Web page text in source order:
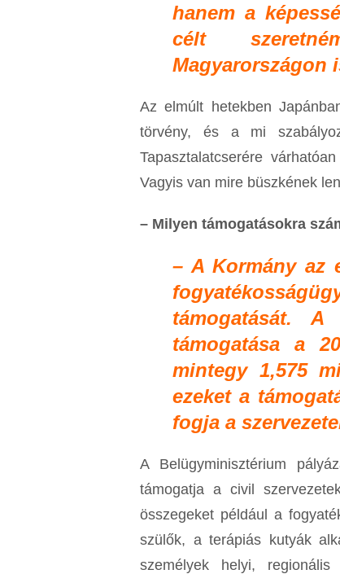
hanem a
célt
Magyarországon
Az elmúlt hetekben
törvény, és a mi
Tapasztalatcserére
Vagyis van mire büszkének
– Milyen támogatásokra
– A Kormány az
támogatását.
támogatása a
mintegy 1,575
ezeket a
fogja a
A Belügyminisztérium
támogatja a civil
összegeket például a
szülők, a terápiás kutyák
személyek helyi,